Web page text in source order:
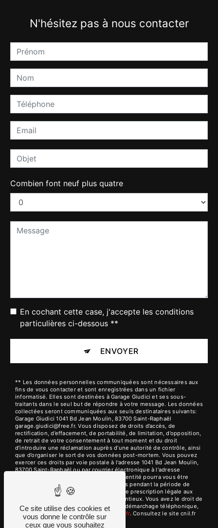
N'hésitez pas à nous contacter
Combien font neuf plus quatre
En cochant cette case, j'accepte les conditions
particulières ci-dessous **
ENVOYER
** Les données personnelles communiquées sont nécessaires aux
fins de vous contacter et sont enregistrées dans un fichier
informatisé. Elles sont destinées à Garage Giudici et ses sous-
traitants dans le seul but de répondre à votre message. Les données
collectées seront communiquées aux seuls destinataires suivants:
Garage Giudici 1041 Bd Jean Moulin, 83700 Saint-Raphaël
garage.giudici@free.fr. Vous disposez de droits d’accès, de
rectification, d’effacement, de portabilité, de limitation, d’opposition,
de retrait de votre consentement à tout moment et du droit
d’introduire une réclamation auprès d’une autorité de contrôle, ainsi
que d’organiser le sort de vos données post-mortem. Vous pouvez
exercer ces droits par voie postale à l'adresse 1041 Bd Jean Moulin,
83700 Saint-Raphaël ou par courrier électronique à l'adresse
garage.giudici@free.fr. Un justificatif d'identité pourra vous être
demandé. Nous conservons vos données pendant la période de
prise de contact puis pendant la durée de prescription légale aux
fins probatoires et de gestion des contentieux. Vous avez le droit de
vous inscrire sur la liste d'opposition au démarchage téléphonique,
disponible à cette adresse: Bloctel.gouv.fr. Consultez le site cnil.fr
pour plus d’informations sur vos droits.
Ce site utilise des cookies et
vous donne le contrôle sur
ceux que vous souhaitez